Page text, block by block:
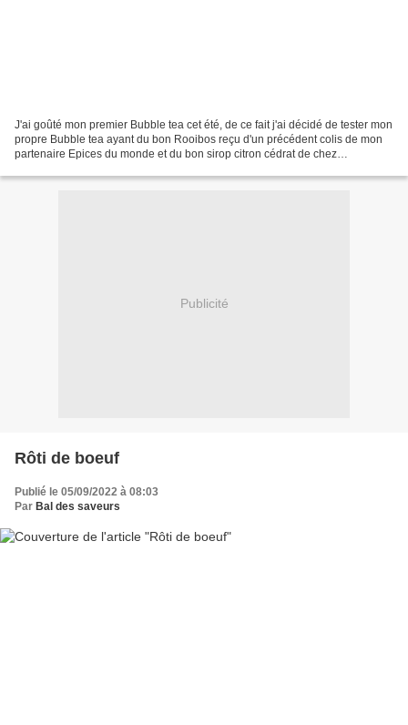
J'ai goûté mon premier Bubble tea cet été, de ce fait j'ai décidé de tester mon
propre Bubble tea ayant du bon Rooibos reçu d'un précédent colis de mon
partenaire Epices du monde et du bon sirop citron cédrat de chez
Publicité
Rôti de boeuf
Publié le 05/09/2022 à 08:03
Par Bal des saveurs